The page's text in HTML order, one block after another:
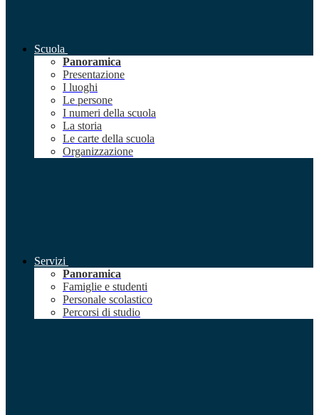
Scuola
Panoramica
Presentazione
I luoghi
Le persone
I numeri della scuola
La storia
Le carte della scuola
Organizzazione
Servizi
Panoramica
Famiglie e studenti
Personale scolastico
Percorsi di studio